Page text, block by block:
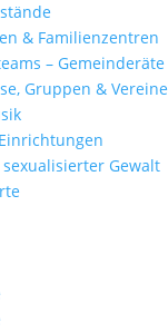
& Familienzentren
– Gemeinderäte
Gruppen & Vereine
Gewalt